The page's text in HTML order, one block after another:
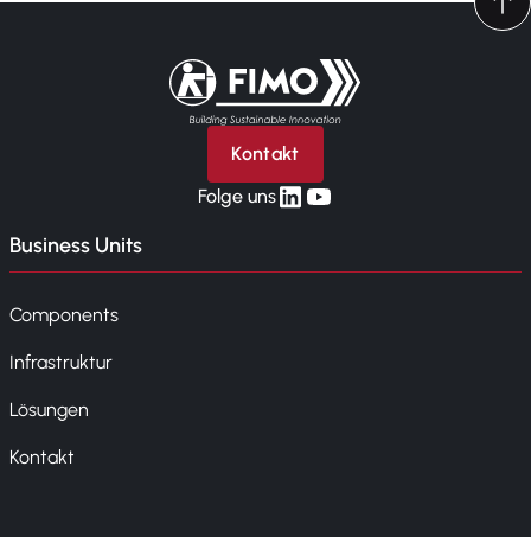
Zurück zur Startseite
Kontakt
Folge unslinkedin
yt
Business Units
Components
Infrastruktur
Lösungen
Kontakt